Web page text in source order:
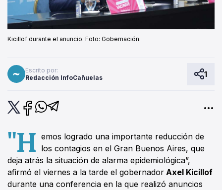
Kicillof durante el anuncio. Foto: Gobernación.
Escrito por:
Redacción InfoCañuelas
1
"H emos logrado una importante reducción de
los contagios en el Gran Buenos Aires, que
deja atrás la situación de alarma epidemiológica”,
afirmó el viernes a la tarde el gobernador Axel Kicillof
durante una conferencia en la que realizó anuncios